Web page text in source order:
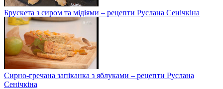
Брускета з сиром та мідіями – рецепти Руслана Сенічкіна
Сирно-гречана запіканка з яблуками – рецепти Руслана
Сенічкіна